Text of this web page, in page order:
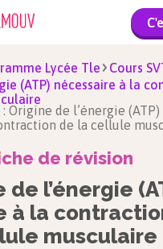
Lycée Tle
Cours
(ATP) nécessaire à la
Origine de l’énergie (ATP)
de la cellule
de révision
de l’énergie
à la
musculaire